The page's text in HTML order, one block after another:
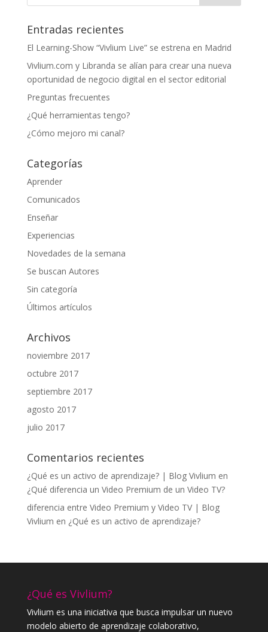
Entradas recientes
El Learning-Show “Vivlium Live” se estrena en Madrid
Vivlium.com y Libranda se alían para crear una nueva
oportunidad de negocio digital en el sector editorial
Preguntas frecuentes
¿Qué herramientas tengo?
¿Cómo mejoro mi canal?
Categorías
Aprender
Comunicados
Enseñar
Experiencias
Novedades de la semana
Se buscan Autores
Sin categoría
Últimos artículos
Archivos
noviembre 2017
octubre 2017
septiembre 2017
agosto 2017
julio 2017
Comentarios recientes
¿Qué es un activo de aprendizaje? | Blog Vivlium en
¿Qué diferencia un Video Premium de un Video TV?
diferencia entre Video Premium y Video TV | Blog
Vivlium en ¿Qué es un activo de aprendizaje?
¿Qué es Vivlium?
Vivlium es una iniciativa que busca impulsar un nuevo
modelo abierto de aprendizaje colaborativo,